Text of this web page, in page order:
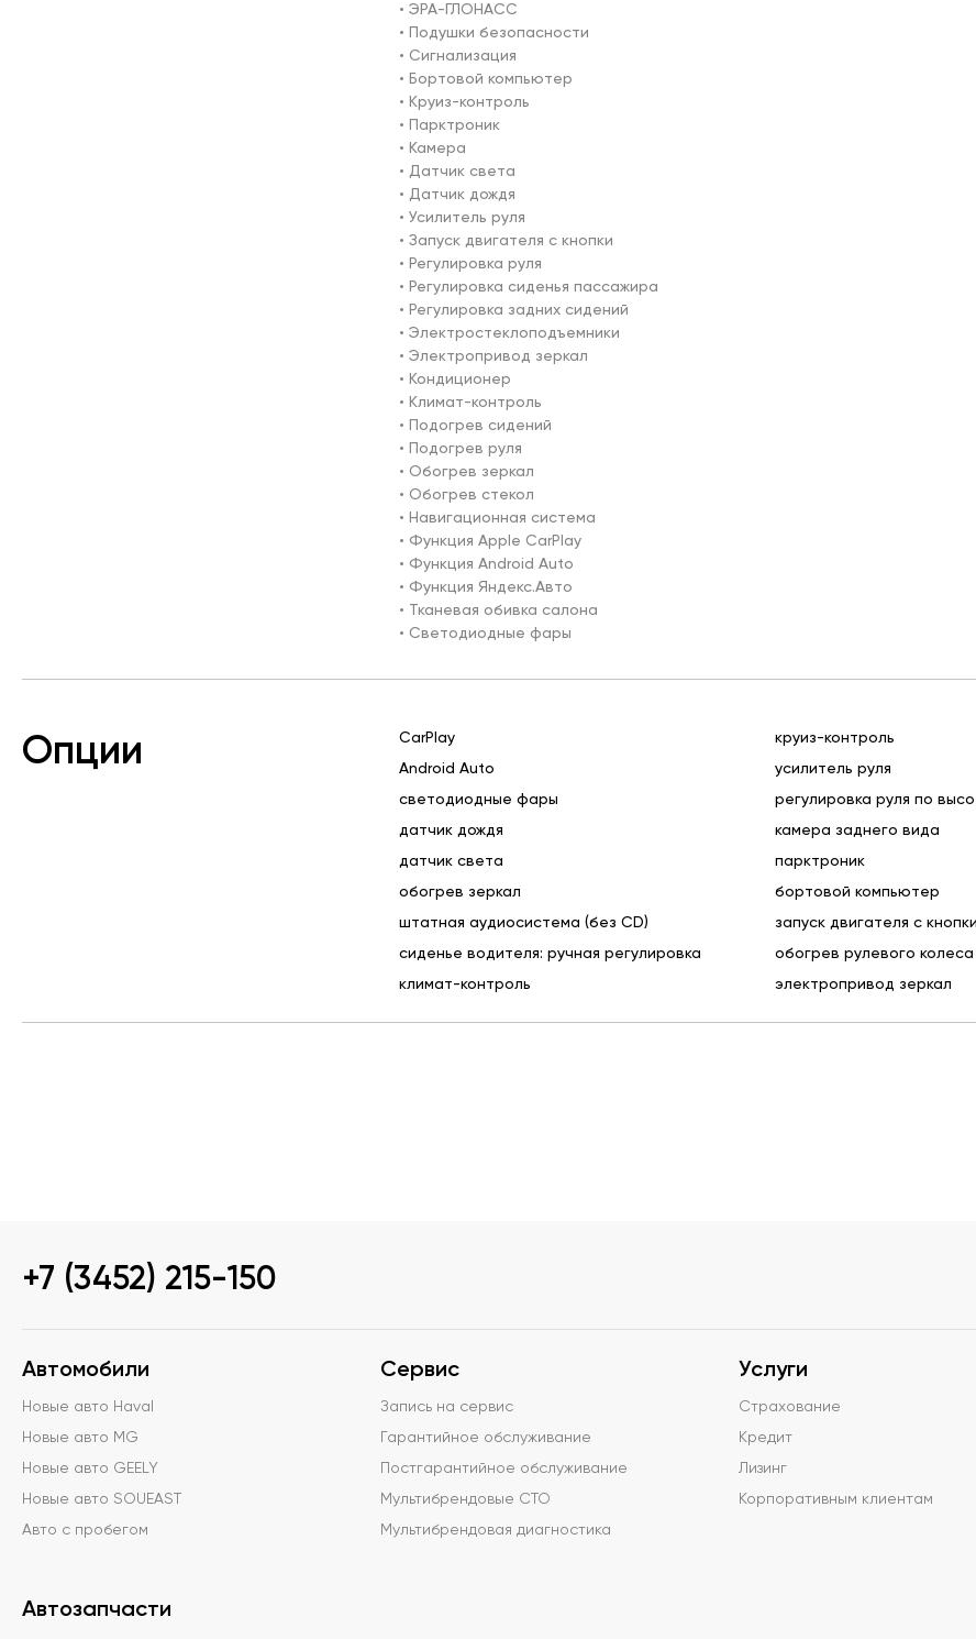
• ЭРА-ГЛОНАСС
• Подушки безопасности
• Сигнализация
• Бортовой компьютер
• Круиз-контроль
• Парктроник
• Камера
• Датчик света
• Датчик дождя
• Усилитель руля
• Запуск двигателя с кнопки
• Регулировка руля
• Регулировка сиденья пассажира
• Регулировка задних сидений
• Электростеклоподъемники
• Электропривод зеркал
• Кондиционер
• Климат-контроль
• Подогрев сидений
• Подогрев руля
• Обогрев зеркал
• Обогрев стекол
• Навигационная система
• Функция Apple CarPlay
• Функция Android Auto
• Функция Яндекс.Авто
• Тканевая обивка салона
• Светодиодные фары
Опции
CarPlay
Android Auto
светодиодные фары
датчик дождя
датчик света
обогрев зеркал
штатная аудиосистема (без CD)
сиденье водителя: ручная регулировка
климат-контроль
круиз-контроль
усилитель руля
регулировка руля по
камера заднего вида
парктроник
бортовой компьютер
запуск двигателя с кнопки
обогрев рулевого колеса
электропривод зеркал
+7 (3452) 215-150
Автомобили
Новые авто Haval
Новые авто MG
Новые авто GEELY
Новые авто SOUEAST
Авто с пробегом
Автозапчасти
Сервис
Запись на сервис
Гарантийное обслуживание
Постгарантийное обслуживание
Мультибрендовые СТО
Мультибрендовая диагностика
Услуги
Страхование
Кредит
Лизинг
Корпоративным клиентам